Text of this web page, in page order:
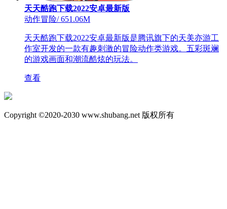
天天酷跑下载2022安卓最新版
动作冒险/651.06M
天天酷跑下载2022安卓最新版是腾讯旗下的天美亦游工
作室开发的一款有趣刺激的冒险动作类游戏。五彩斑斓
的游戏画面和潮流酷炫的玩法。
查看
Copyright ©2020-2030 www.shubang.net 版权所有